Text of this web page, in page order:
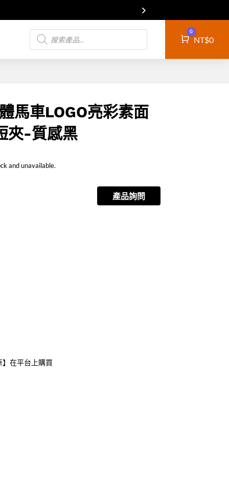
Products
search
Cart
0
NT$0
馬車LOGO亮彩素面
夾-質感黑
and unavailable.
產品詢問
在平台上購買